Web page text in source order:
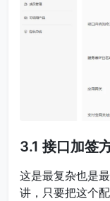
3.1 接口加签
这是最复杂也是
讲，只要把这个